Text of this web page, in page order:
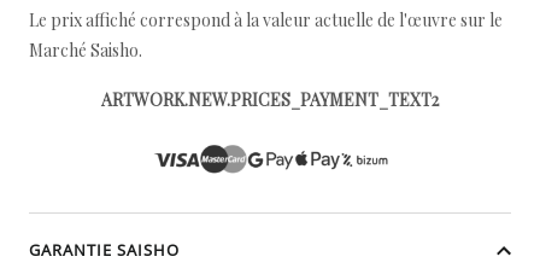
Le prix affiché correspond à la valeur actuelle de l'œuvre sur le
Marché Saisho.
ARTWORK.NEW.PRICES_PAYMENT_TEXT2
GARANTIE SAISHO